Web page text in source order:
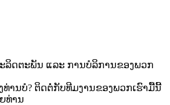
ດຕະພັນ ແລະ ການບໍລິການຂອງພວກ
ານບໍ? ຕິດຕໍ່ກັບທີມງານຂອງພວກເຮົາມື້ນີ້
ທ່ານ